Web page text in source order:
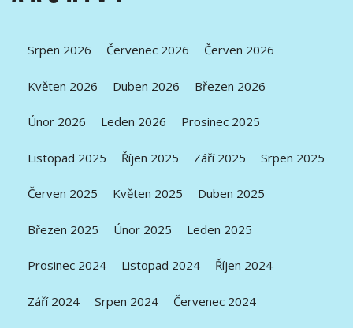
Srpen 2026 Červenec 2026 Červen 2026
Květen 2026 Duben 2026 Březen 2026
Únor 2026 Leden 2026 Prosinec 2025
Listopad 2025 Říjen 2025 Září 2025 Srpen 2025
Červen 2025 Květen 2025 Duben 2025
Březen 2025 Únor 2025 Leden 2025
Prosinec 2024 Listopad 2024 Říjen 2024
Září 2024 Srpen 2024 Červenec 2024